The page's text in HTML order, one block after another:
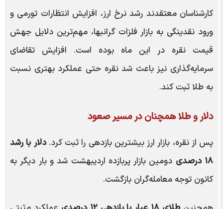
کارشناسان معتقدند رشد نرخ ارز، افزایش انتظارات تورمی و
ورود نقدینگی به بازار فلزات گرانبها، مهم‌ترین دلایل جهش
قیمت نقره در این ماه بوده است. افزایش تقاضای
سرمایه‌گذاری نیز باعث شد نقره حتی عملکرد بهتری نسبت
به طلا ثبت کند.
دلار و طلا همچنان در مسیر صعود
پس از نقره، بازار ارز بیشترین بازدهی را ثبت کرد.دلار با رشد
۱۸ درصدی
دومین بازار پربازده اردیبهشت شد و بار دیگر به
کانون توجه معامله‌گران بازگشت.